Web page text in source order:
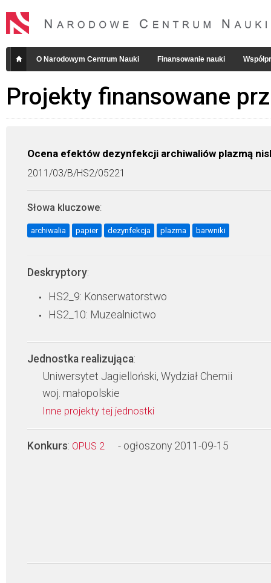
O Narodowym Centrum Nauki Finansowanie nauki
Projekty finansowane
Ocena efektów dezynfekcji archiwaliów plazmą
2011/03/B/HS2/05221
Słowa kluczowe:
archiwalia papier dezynfekcja plazma barwniki
Deskryptory:
HS2_9: Konserwatorstwo
HS2_10: Muzealnictwo
Jednostka realizująca:
Uniwersytet Jagielloński, Wydział Chemii
woj. małopolskie
Inne projekty tej jednostki
Konkurs: OPUS 2 - ogłoszony 2011-09-15